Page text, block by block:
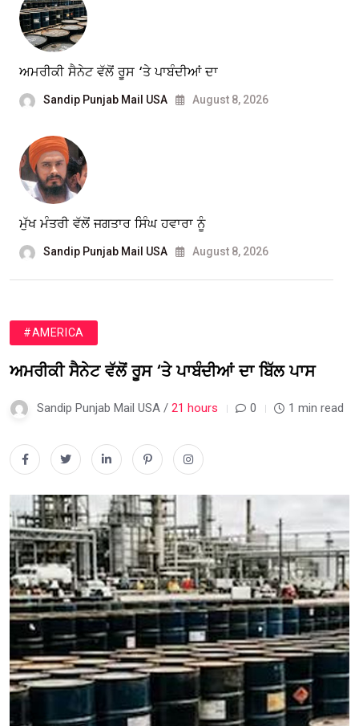
ਅਮਰੀਕੀ ਸੈਨੇਟ ਵੱਲੋਂ ਰੂਸ ‘ਤੇ ਪਾਬੰਦੀਆਂ ਦਾ
Sandip Punjab Mail USA August 8, 2026
ਮੁੱਖ ਮੰਤਰੀ ਵੱਲੋਂ ਜਗਤਾਰ ਸਿੰਘ ਹਵਾਰਾ ਨੂੰ
Sandip Punjab Mail USA August 8, 2026
#AMERICA
ਅਮਰੀਕੀ ਸੈਨੇਟ ਵੱਲੋਂ ਰੂਸ ‘ਤੇ ਪਾਬੰਦੀਆਂ ਦਾ ਬਿੱਲ ਪਾਸ
Sandip Punjab Mail USA / 21 hours 0 1 min read